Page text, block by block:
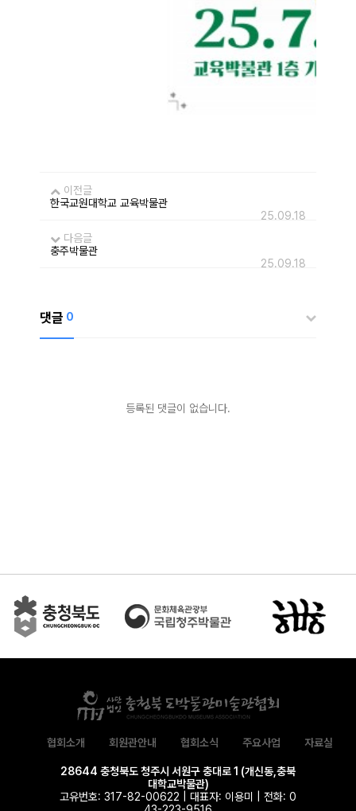
이전글
한국교원대학교 교육박물관
25.09.18
다음글
충주박물관
25.09.18
댓글 0
등록된 댓글이 없습니다.
협회소개 회원관안내 협회소식 주요사업 자료실
28644 충청북도 청주시 서원구 충대로 1 (개신동,충북
대학교박물관)
고유번호: 317-82-00622 | 대표자: 이용미 | 전화: 0